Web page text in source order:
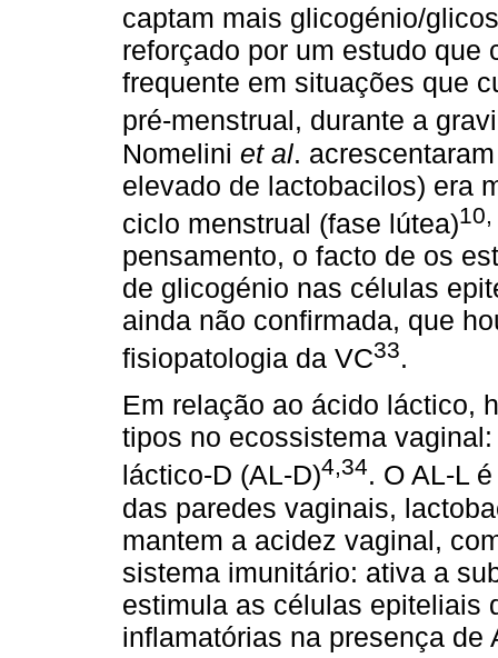
captam mais glicogénio/
reforçado por um estudo
frequente em situações que
pré-menstrual, durante a
Nomelini et al.
elevado de lactobacilos) era
ciclo menstrual (fase lútea)
pensamento, o facto de os
de glicogénio nas células
ainda não confirmada, que
fisiopatologia da VC33.
Em relação ao ácido láctico,
tipos no ecossistema
láctico-D (AL-D)4,34. O AL-L
das paredes vaginais,
mantem a acidez vaginal,
sistema imunitário: ativa a
estimula as células epiteliais
inflamatórias na presença de